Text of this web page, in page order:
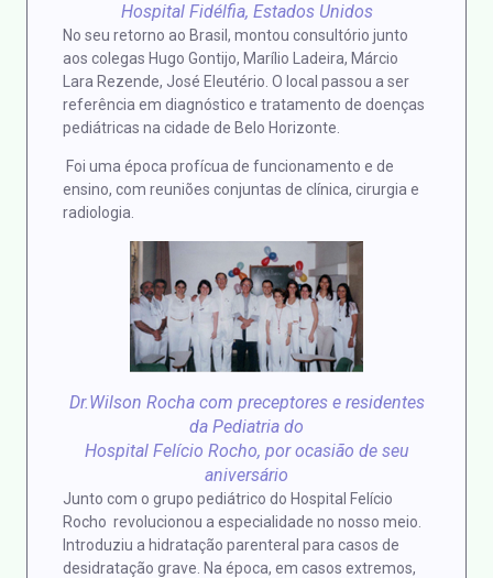
Hospital Fidélfia, Estados Unidos
No seu retorno ao Brasil, montou consultório junto
aos colegas Hugo Gontijo, Marílio Ladeira, Márcio
Lara Rezende, José Eleutério. O local passou a ser
referência em diagnóstico e tratamento de doenças
pediátricas na cidade de Belo Horizonte.
Foi uma época profícua de funcionamento e de
ensino, com reuniões conjuntas de clínica, cirurgia e
radiologia.
Dr.Wilson Rocha com preceptores e residentes
da Pediatria do
Hospital Felício Rocho, por ocasião de seu
aniversário
Junto com o grupo pediátrico do Hospital Felício
Rocho revolucionou a especialidade no nosso meio.
Introduziu a hidratação parenteral para casos de
desidratação grave. Na época, em casos extremos,